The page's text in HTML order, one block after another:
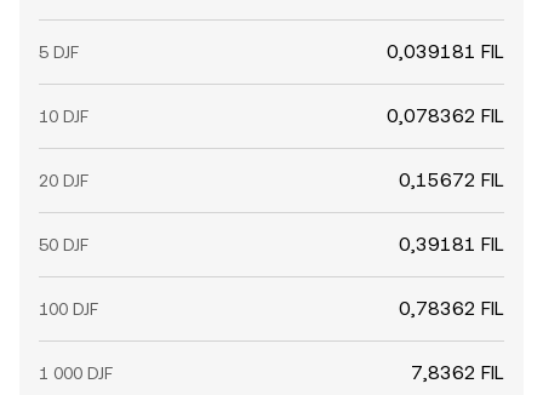
5 DJF 0,039181 FIL
10 DJF 0,078362 FIL
20 DJF 0,15672 FIL
50 DJF 0,39181 FIL
100 DJF 0,78362 FIL
1 000 DJF 7,8362 FIL